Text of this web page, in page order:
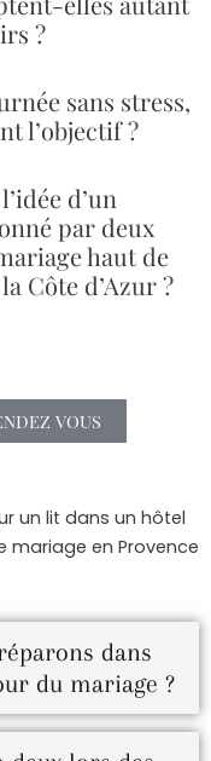
?
sans stress,
l’objectif ?
d’un
par deux
haut de
Côte d’Azur ?
VOUS
dans
du mariage ?